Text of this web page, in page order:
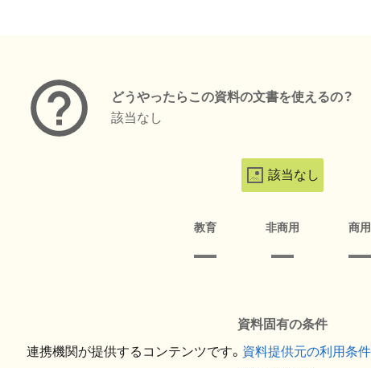
どうやったらこの資料の文書を使えるの？
該当なし
該当なし
教育 非商用 商用
資料固有の条件
連携機関が提供するコンテンツです。 資料提供元の利用条